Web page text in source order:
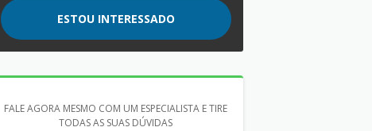
ESTOU INTERESSADO
FALE AGORA MESMO COM UM ESPECIALISTA E TIRE
TODAS AS SUAS DÚVIDAS